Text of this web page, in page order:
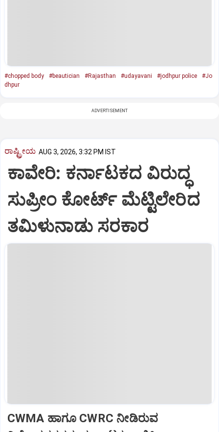
#chopped body #beautician #Rajasthan #udayavani #jodhpur police
#Jo
dhpur
ADVERTISEMENT
ರಾಷ್ಟ್ರೀಯ AUG 3, 2026, 3:32 PM IST
ಕಾವೇರಿ: ಕರ್ನಾಟಕದ ವಿರುದ್ಧ
ಸುಪ್ರೀಂ ಕೋರ್ಟ್‌ ಮೆಟ್ಟಿಲೇರಿದ
ತಮಿಳುನಾಡು ಸರಕಾರ
CWMA ಹಾಗೂ CWRC ನೀಡಿರುವ